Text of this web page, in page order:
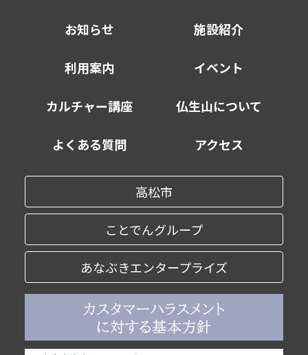
お知らせ 施設紹介
利用案内 イベント
カルチャー講座 仏生山について
よくある質問 アクセス
高松市
ことでんグループ
あなぶきエンタープライズ